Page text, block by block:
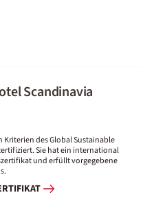
Scandinavia
Kriterien des Global Sustainable
Sie hat ein international
und erfüllt vorgegebene